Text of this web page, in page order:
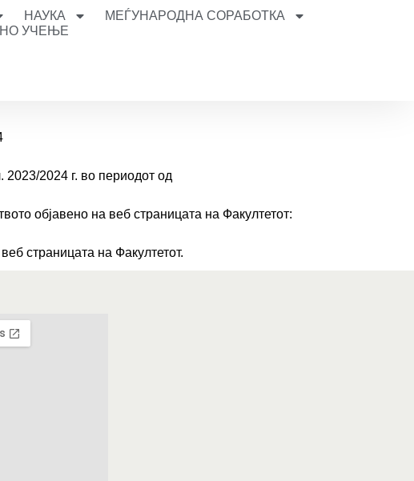
НАУКА
МЕЃУНАРОДНА СОРАБОТКА
УЧЕЊЕ
2023/2024 г. во периодот од
објавено на веб страницата на Факултетот:
страницата на Факултетот.